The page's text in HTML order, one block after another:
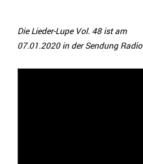
Die Lieder-Lupe Vol. 48 ist am
07.01.2020 in der Sendung